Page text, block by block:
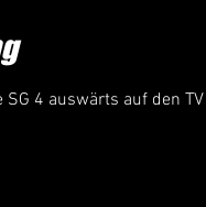
4 auswärts auf den